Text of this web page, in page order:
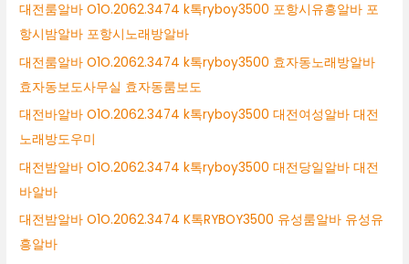
대전룸알바 O1O.2062.3474 k톡ryboy3500 포항시유흥알바 포
항시밤알바 포항시노래방알바
대전룸알바 O1O.2062.3474 k톡ryboy3500 효자동노래방알바
효자동보도사무실 효자동룸보도
대전바알바 O1O.2062.3474 k톡ryboy3500 대전여성알바 대전
노래방도우미
대전밤알바 O1O.2062.3474 k톡ryboy3500 대전당일알바 대전
바알바
대전밤알바 O1O.2062.3474 K톡RYBOY3500 유성룸알바 유성유
흥알바